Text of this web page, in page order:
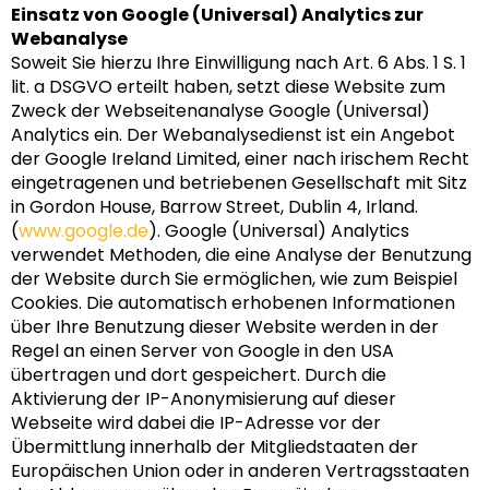
Einsatz von Google (Universal) Analytics zur
Webanalyse
Soweit Sie hierzu Ihre Einwilligung nach Art. 6 Abs. 1 S. 1
lit. a DSGVO erteilt haben, setzt diese Website zum
Zweck der Webseitenanalyse Google (Universal)
Analytics ein. Der Webanalysedienst ist ein Angebot
der Google Ireland Limited, einer nach irischem Recht
eingetragenen und betriebenen Gesellschaft mit Sitz
in Gordon House, Barrow Street, Dublin 4, Irland.
(www.google.de). Google (Universal) Analytics
verwendet Methoden, die eine Analyse der Benutzung
der Website durch Sie ermöglichen, wie zum Beispiel
Cookies. Die automatisch erhobenen Informationen
über Ihre Benutzung dieser Website werden in der
Regel an einen Server von Google in den USA
übertragen und dort gespeichert. Durch die
Aktivierung der IP-Anonymisierung auf dieser
Webseite wird dabei die IP-Adresse vor der
Übermittlung innerhalb der Mitgliedstaaten der
Europäischen Union oder in anderen Vertragsstaaten